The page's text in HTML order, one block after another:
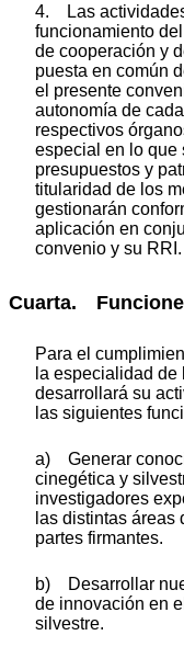
4. Las
funcionamiento
de cooperación y
puesta en común
el presente
autonomía de
respectivos
especial en lo que
presupuestos y
titularidad de los
gestionarán
aplicación en
convenio y su RRI.
Cuarta.
Para el
la especialidad
desarrollará su
las siguientes
a) Generar
cinegética y
investigadores
las distintas áreas
partes firmantes.
b) Desarrollar
de innovación en
silvestre.